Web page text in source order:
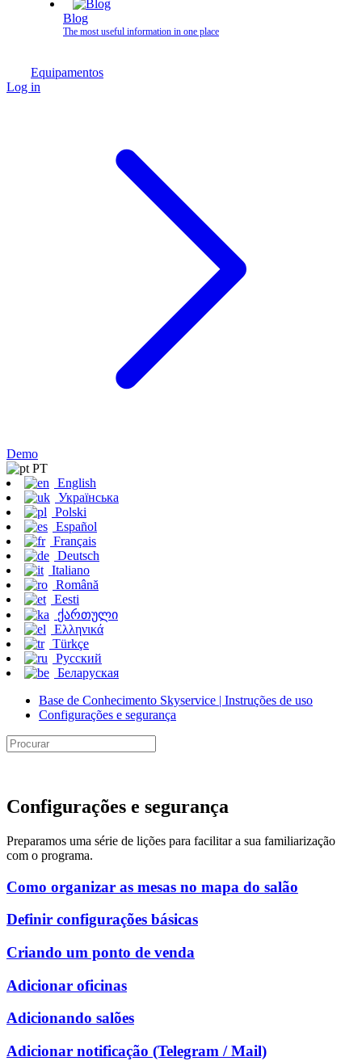
Blog
The most useful information in one place
Equipamentos
Log in
Demo
PT
English
Українська
Polski
Español
Français
Deutsch
Italiano
Română
Eesti
ქართული
Ελληνικά
Türkçe
Русский
Беларуская
Base de Conhecimento Skyservice | Instruções de uso
Configurações e segurança
Configurações e segurança
Preparamos uma série de lições para facilitar a sua familiarização
com o programa.
Como organizar as mesas no mapa do salão
Definir configurações básicas
Criando um ponto de venda
Adicionar oficinas
Adicionando salões
Adicionar notificação (Telegram / Mail)